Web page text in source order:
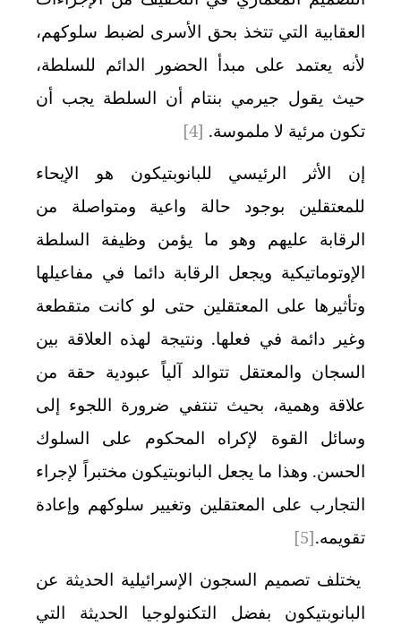
العقابية التي تتخذ بحق الأسرى لضبط سلوكهم،
لأنه يعتمد على مبدأ الحضور الدائم للسلطة،
حيث يقول جيرمي بنتام أن السلطة يجب أن
تكون مرئية لا ملموسة. [4]
إن الأثر الرئيسي للبانوبتيكون هو الإيحاء
للمعتقلين بوجود حالة واعية ومتواصلة من
الرقابة عليهم وهو ما يؤمن وظيفة السلطة
الإوتوماتيكية ويجعل الرقابة دائما في مفاعيلها
وتأثيرها على المعتقلين حتى لو كانت متقطعة
وغير دائمة في فعلها. ونتيجة لهذه العلاقة بين
السجان والمعتقل تتوالد آلياً عبودية حقة من
علاقة وهمية، بحيث تنتفي ضرورة اللجوء إلى
وسائل القوة لإكراه المحكوم على السلوك
الحسن. وهذا ما يجعل البانوبتيكون مختبراً لإجراء
التجارب على المعتقلين وتغيير سلوكهم وإعادة
تقويمه.[5]
يختلف تصميم السجون الإسرائيلية الحديثة عن
البانوبتيكون بفضل التكنولوجيا الحديثة التي